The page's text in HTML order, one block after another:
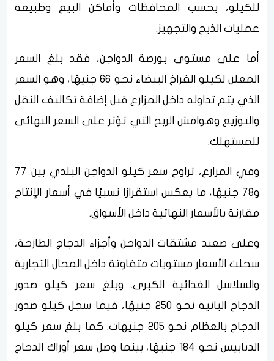
للكيلو، بحسب المحافظات وأماكن البيع وطبيعة
عمليات الذبح والتجهيز.
أما على مستوى بورصة الدواجن، فقد بلغ السعر
المعلن لكيلو الفراخ البيضاء نحو 66 جنيهًا، وهو السعر
الذي يتم تداوله داخل المزارع قبل إضافة تكاليف النقل
والتوزيع وهوامش الربح التي تؤثر على السعر النهائي
للمستهلك.
وفي المزارع، تراوح سعر كيلو الدواجن البلدي بين 77
و78 جنيهًا، ما يعكس استقرارًا نسبيًا في أسعار الإنتاج
مقارنة بالأسعار النهائية داخل الأسواق.
وعلى صعيد مشتقات الدواجن وأجزاء الدجاج الطازجة،
سجلت الأسعار مستويات متفاوتة داخل المحال التجارية
والسلاسل الغذائية الكبرى. وبلغ سعر كيلو صدور
الدجاج البانيه نحو 250 جنيهًا، فيما سجل كيلو صدور
الدجاج بالعظام نحو 205 جنيهات. كما بلغ سعر كيلو
الدبابيس نحو 184 جنيهًا، بينما وصل سعر أوراك الدجاج